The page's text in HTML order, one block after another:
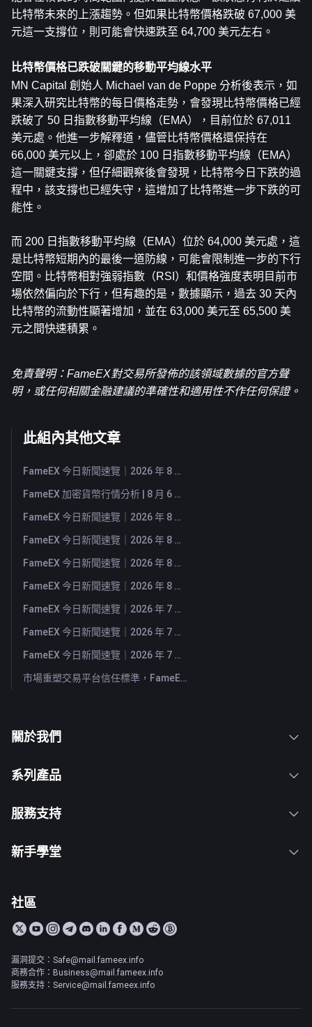
比特幣未來的上漲趨勢。但如果比特幣價格跌破 67,000 美
元這一支撐位，則可能會快速跌至 64,700 美元左右。
比特幣價格已跌破關鍵的移動平均線水平
MN Capital 創始人 Michael van de Poppe 分析後表示，如
果深入研究比特幣的每日價格走勢，會發現比特幣價格已經
跌破了 50 日指數移動平均線（EMA），目前位於 67,011
美元處。他進一步解釋道，儘管比特幣價格還保持在
66,000 美元以上，卻處於 100 日指數移動平均線（EMA）
這一關鍵支撐，但仔細觀察後會發現，比特幣今日下跌的過
程中，該支撐也已經失守，這增加了比特幣進一步下跌的可
能性。
而 200 日指數移動平均線（EMA）位於 64,000 美元處，這
是比特幣短期內的最後一道防線，可能會限制進一步的下行
空間。比特幣相對強弱指數（RSI）和價格強度表明目前市
場依然偏向於下行，但有趣的是，數據顯示，過去 30 天內
比特幣的流動性顯著增加，並在 63,000 美元至 65,500 美
元之間快速積累。
免責聲明：FameEX對交易所發佈的該領域數據的官方聲
明，或任何相關金融建議的準確性和適用性不作任何保證。
此組內其他文章
FameEX 今日新聞速覽｜2026 年 8 月 7 日
FameEX 加密貨幣行情分析 | 8 月 6 日, 2026
FameEX 今日新聞速覽｜2026 年 8 月 6 日
FameEX 今日新聞速覽｜2026 年 8 月 5 日
FameEX 今日新聞速覽｜2026 年 8 月 4 日
FameEX 今日新聞速覽｜2026 年 8 月 3 日
FameEX 今日新聞速覽｜2026 年 7 月 31 日
FameEX 今日新聞速覽｜2026 年 7 月 30 日
FameEX 今日新聞速覽｜2026 年 7 月 29 日
市場重塑交易平台信任標準，FameEX 以八年穩健營運持續服務全球用戶
關於我們
系列產品
服務支持
新手學堂
社區
漏洞提交：Safe@mail.fameex.info
商務合作：Business@mail.fameex.info
服務支持：Service@mail.fameex.info